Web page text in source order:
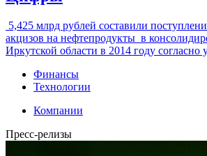
5,425 млрд рублей составили
акцизов на нефтепродукты в
Иркутской области в 2014 году
Финансы
Технологии
Компании
Пресс-релизы